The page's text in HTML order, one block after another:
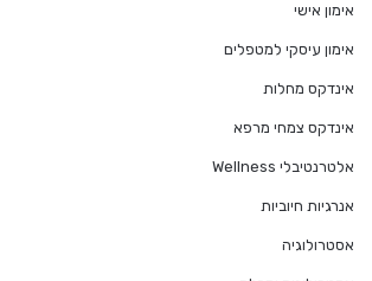
אימון אישי
אימון עיסקי למטפלים
אינדקס מחלות
אינדקס צמחי מרפא
אלטרנטיבלי Wellness
אנרגיות חיוביות
אסטרולוגיה